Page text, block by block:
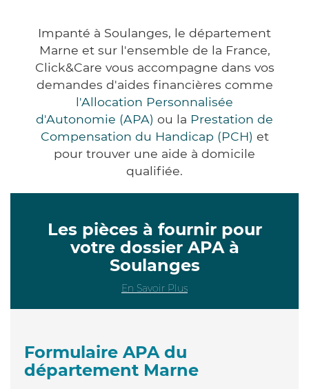
Impanté à Soulanges, le département
Marne et sur l'ensemble de la France,
Click&Care vous accompagne dans vos
demandes d'aides financières comme
l'Allocation Personnalisée
d'Autonomie (APA) ou la Prestation de
Compensation du Handicap (PCH) et
pour trouver une aide à domicile
qualifiée.
Les pièces à fournir pour
votre dossier APA à
Soulanges
En Savoir Plus
Formulaire APA du
département Marne